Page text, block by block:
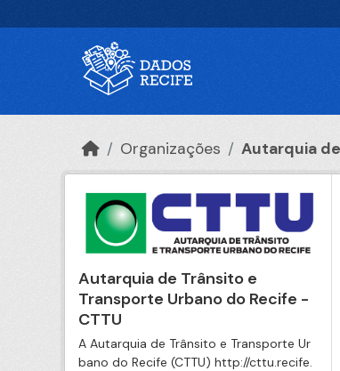
Organizações Autarquia
Autarquia de Trânsito e
Transporte Urbano do Recife -
CTTU
A Autarquia de Trânsito e Transporte Ur
bano do Recife (CTTU) http://cttu.recife.